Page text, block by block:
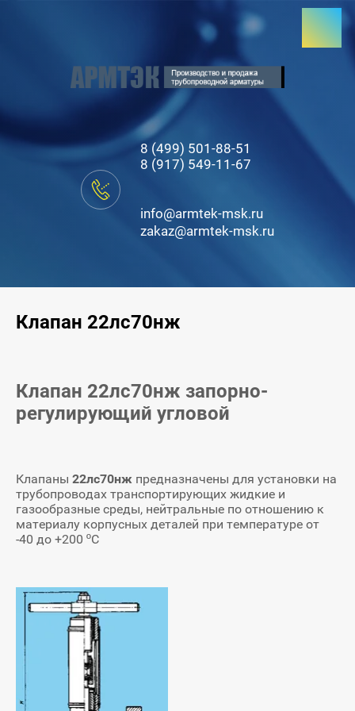
8 (499) 501-88-51
8 (917) 549-11-67
info@armtek-msk.ru
zakaz@armtek-msk.ru
Клапан 22лс70нж
Клапан 22лс70нж запорно-
регулирующий угловой
Клапаны 22лс70нж предназначены для установки на
трубопроводах транспортирующих жидкие и
газообразные среды, нейтральные по отношению к
материалу корпусных деталей при температуре от
-40 до +200 ºС